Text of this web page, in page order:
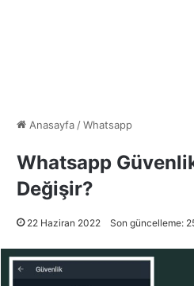
Anasayfa/Whatsapp
Whatsapp
Değişir?
22 Haziran 2022 Son güncelleme: